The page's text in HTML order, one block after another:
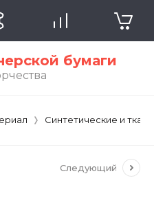
бумаги
Синтетические и
Следующий